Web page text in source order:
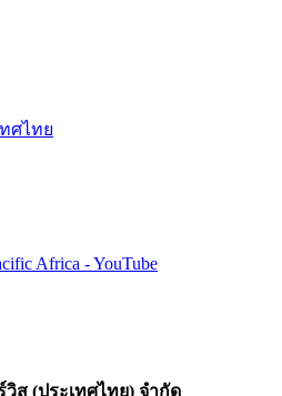
ศไทย
Africa - YouTube
ส (ประเทศไทย) จำกัด